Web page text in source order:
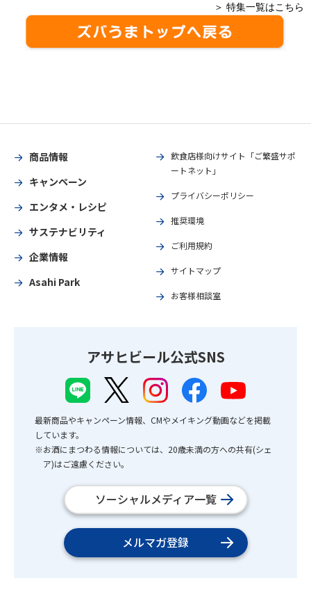
＞ 特集一覧はこちら
商品情報
キャンペーン
エンタメ・レシピ
サステナビリティ
企業情報
Asahi Park
飲食店様向けサイト「ご繁盛サポ
ートネット」
プライバシーポリシー
推奨環境
ご利用規約
サイトマップ
お客様相談室
アサヒビール公式SNS
最新商品やキャンペーン情報、CMやメイキング動画などを掲載
しています。
※お酒にまつわる情報については、20歳未満の方への共有(シェ
ア)はご遠慮ください。
ソーシャルメディア一覧
メルマガ登録